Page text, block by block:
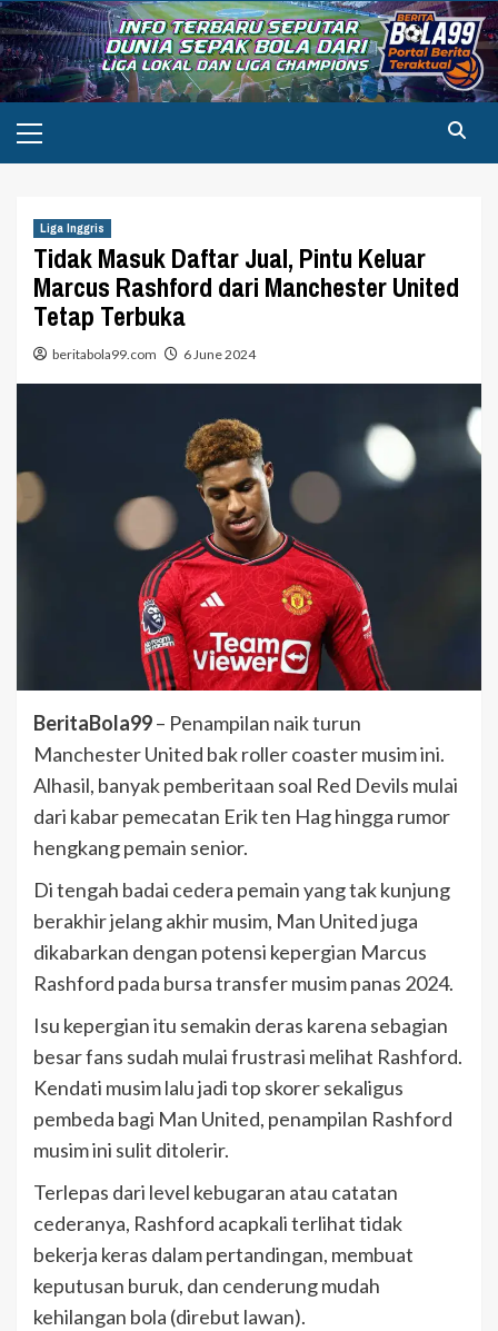
Skip
to
content
Menu
Liga Inggris
Tidak Masuk Daftar Jual, Pintu Keluar
Marcus Rashford dari Manchester United
Tetap Terbuka
beritabola99.com 6 June 2024
BeritaBola99– Penampilan naik turun
Manchester United bak roller coaster musim ini.
Alhasil, banyak pemberitaan soal Red Devils mulai
dari kabar pemecatan Erik ten Hag hingga rumor
hengkang pemain senior.
Di tengah badai cedera pemain yang tak kunjung
berakhir jelang akhir musim, Man United juga
dikabarkan dengan potensi kepergian Marcus
Rashford pada bursa transfer musim panas 2024.
Isu kepergian itu semakin deras karena sebagian
besar fans sudah mulai frustrasi melihat Rashford.
Kendati musim lalu jadi top skorer sekaligus
pembeda bagi Man United, penampilan Rashford
musim ini sulit ditolerir.
Terlepas dari level kebugaran atau catatan
cederanya, Rashford acapkali terlihat tidak
bekerja keras dalam pertandingan, membuat
keputusan buruk, dan cenderung mudah
kehilangan bola (direbut lawan).